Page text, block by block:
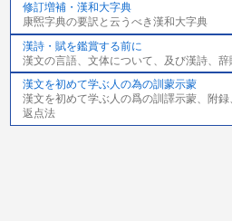
修訂増補・漢和大字典
康煕字典の要訳と云うべき漢和大字典
漢詩・賦を鑑賞する前に
漢文の言語、文体について、及び漢詩、辞
漢文を初めて学ぶ人の為の訓蒙示蒙
漢文を初めて学ぶ人の爲の訓譯示蒙、附録
返点法